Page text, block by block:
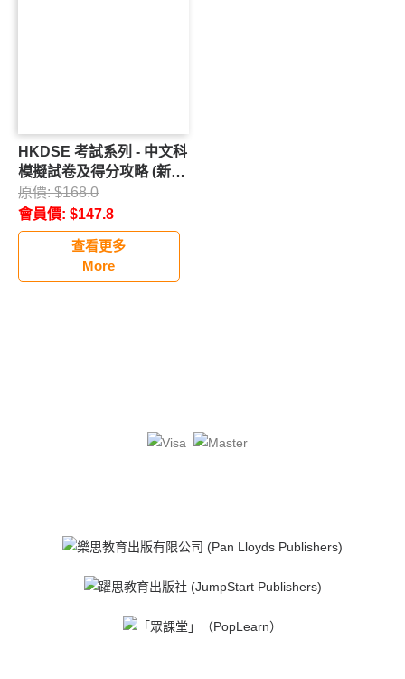
HKDSE 考試系列 - 中文科
模擬試卷及得分攻略 (新課
程第三版)
原價:$168.0
會員價: $147.8
查看更多
More